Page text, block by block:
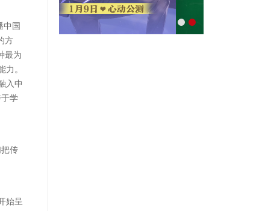
中国
方
最为
力。
入中
学
传
始呈